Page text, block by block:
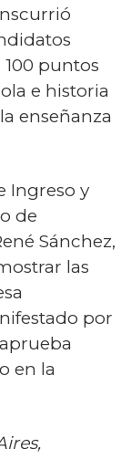
puntos
e historia
enseñanza
Ingreso y
de
Sánchez,
las
por
en la